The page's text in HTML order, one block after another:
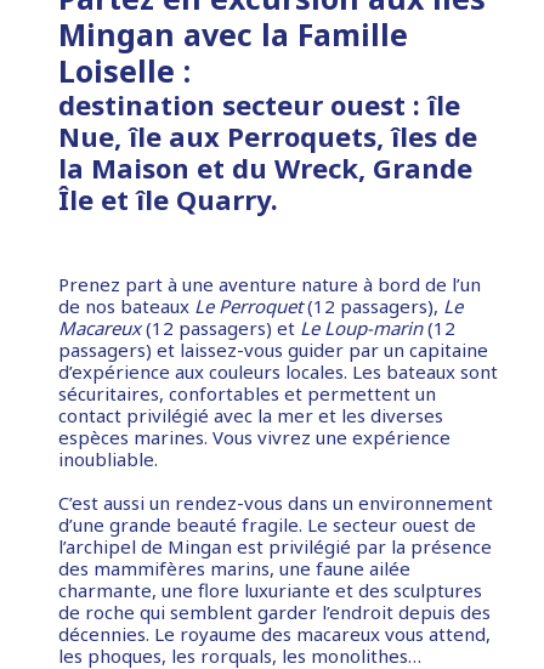
Mingan avec la Famille
Loiselle :
destination secteur ouest : île
Nue, île aux Perroquets, îles de
la Maison et du Wreck, Grande
Île et île Quarry.
Prenez part à une aventure nature à bord de l’un
de nos bateaux Le Perroquet(12 passagers), Le
Macareux(12 passagers) et Le Loup-marin(12
passagers) et laissez-vous guider par un capitaine
d’expérience aux couleurs locales. Les bateaux sont
sécuritaires, confortables et permettent un
contact privilégié avec la mer et les diverses
espèces marines. Vous vivrez une expérience
inoubliable.
C’est aussi un rendez-vous dans un environnement
d’une grande beauté fragile. Le secteur ouest de
l’archipel de Mingan est privilégié par la présence
des mammifères marins, une faune ailée
charmante, une flore luxuriante et des sculptures
de roche qui semblent garder l’endroit depuis des
décennies. Le royaume des macareux vous attend,
les phoques, les rorquals, les monolithes…